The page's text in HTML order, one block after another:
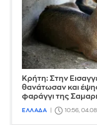
Κρήτη: Στην
θανάτωσαν και
φαράγγι της
ΕΛΛΑΔΑ 10:56,